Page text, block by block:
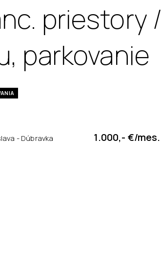
priestory /
parkovanie
- Dúbravka 1.000,- €/mes.